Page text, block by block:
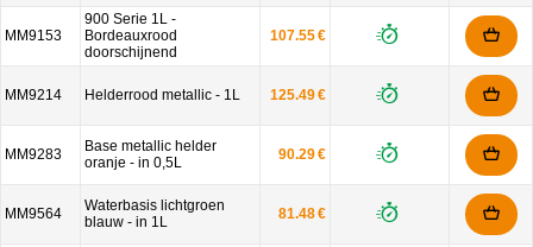
MM9153
900 Serie 1L -
Bordeauxrood
doorschijnend
107.55 €
MM9214 Helderrood metallic - 1L 125.49 €
MM9283
Base metallic helder
oranje - in 0,5L
90.29 €
MM9564
Waterbasis lichtgroen
blauw - in 1L
81.48 €